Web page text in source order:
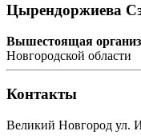
Цырендоржиева
Вышестоящая
Новгородской области
Контакты
Великий Новгород ул.